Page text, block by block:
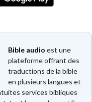
Bible audio est une
plateforme offrant des
traductions de la bible
en plusieurs langues et
services bibliques